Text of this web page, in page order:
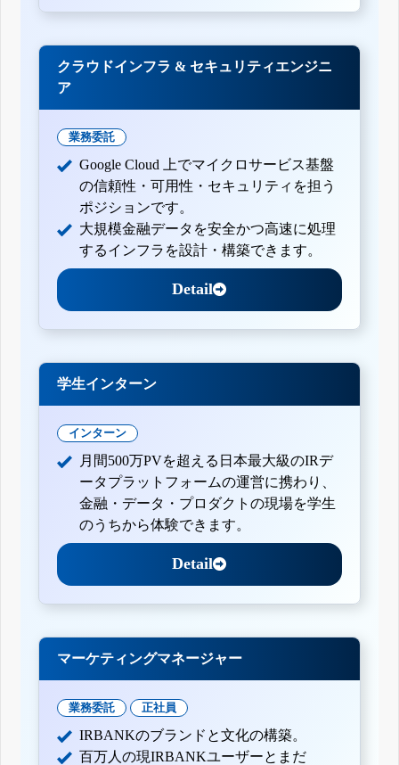
クラウドインフラ & セキュリティエンジニ
ア
業務委託
Google Cloud 上でマイクロサービス基盤
の信頼性・可用性・セキュリティを担う
ポジションです。
大規模金融データを安全かつ高速に処理
するインフラを設計・構築できます。
Detail
学生インターン
インターン
月間500万PVを超える日本最大級のIRデ
ータプラットフォームの運営に携わり、
金融・データ・プロダクトの現場を学生
のうちから体験できます。
Detail
マーケティングマネージャー
業務委託 正社員
IRBANKのブランドと文化の構築。
百万人の現IRBANKユーザーとまだ